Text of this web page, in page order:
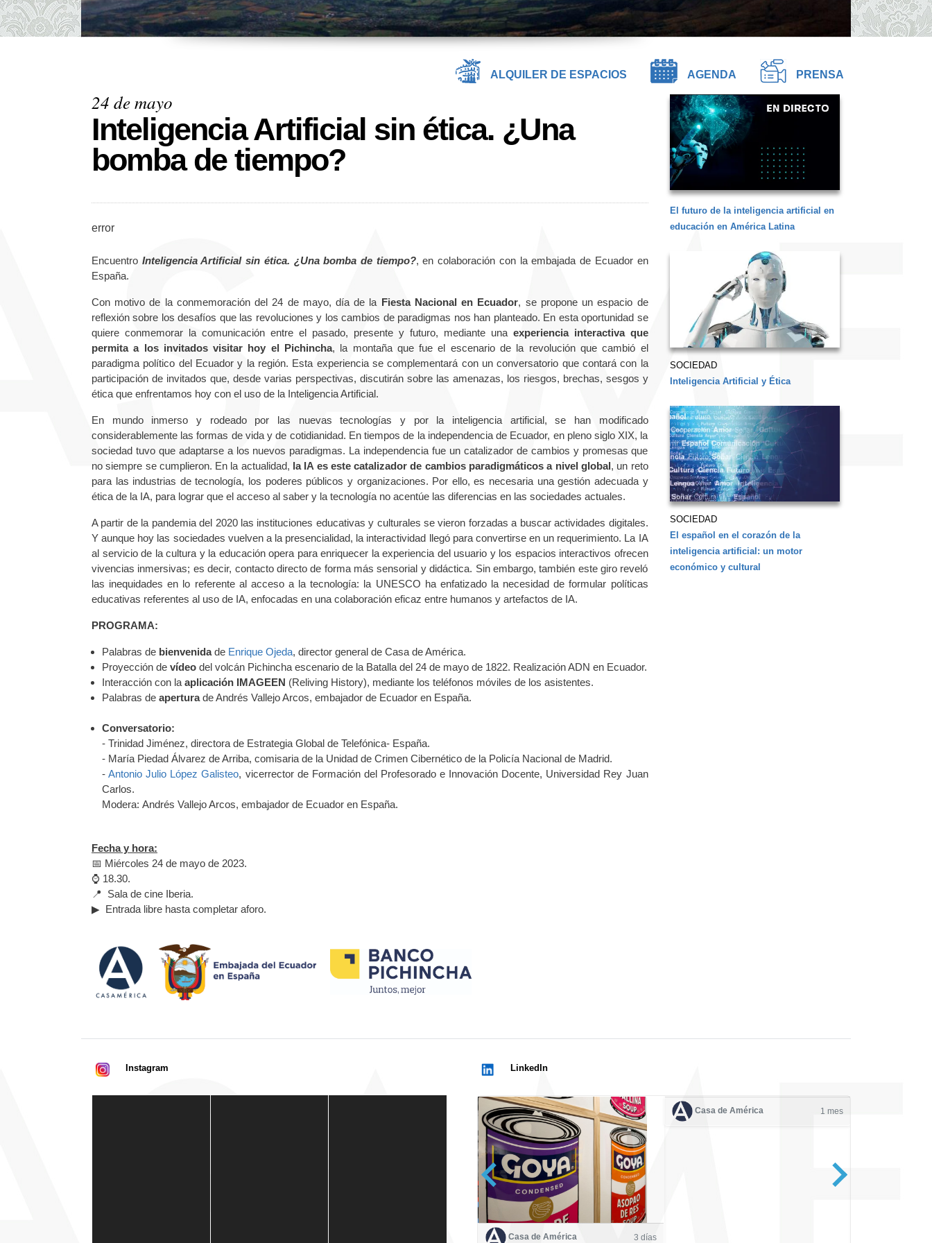
ALQUILER DE ESPACIOS AGENDA PRENSA
24 de mayo
Inteligencia Artificial sin ética. ¿Una
bomba de tiempo?
error
Encuentro Inteligencia Artificial sin ética. ¿Una bomba de tiempo?, en colaboración con la embajada de Ecuador en
España.
Con motivo de la conmemoración del 24 de mayo, día de la Fiesta Nacional en Ecuador, se propone un espacio de
reflexión sobre los desafíos que las revoluciones y los cambios de paradigmas nos han planteado. En esta oportunidad se
quiere conmemorar la comunicación entre el pasado, presente y futuro, mediante una experiencia interactiva que
permita a los invitados visitar hoy el Pichincha, la montaña que fue el escenario de la revolución que cambió el
paradigma político del Ecuador y la región. Esta experiencia se complementará con un conversatorio que contará con la
participación de invitados que, desde varias perspectivas, discutirán sobre las amenazas, los riesgos, brechas, sesgos y
ética que enfrentamos hoy con el uso de la Inteligencia Artificial.
En mundo inmerso y rodeado por las nuevas tecnologías y por la inteligencia artificial, se han modificado
considerablemente las formas de vida y de cotidianidad. En tiempos de la independencia de Ecuador, en pleno siglo XIX, la
sociedad tuvo que adaptarse a los nuevos paradigmas. La independencia fue un catalizador de cambios y promesas que
no siempre se cumplieron. En la actualidad, la IA es este catalizador de cambios paradigmáticos a nivel global, un reto
para las industrias de tecnología, los poderes públicos y organizaciones. Por ello, es necesaria una gestión adecuada y
ética de la IA, para lograr que el acceso al saber y la tecnología no acentúe las diferencias en las sociedades actuales.
A partir de la pandemia del 2020 las instituciones educativas y culturales se vieron forzadas a buscar actividades digitales.
Y aunque hoy las sociedades vuelven a la presencialidad, la interactividad llegó para convertirse en un requerimiento. La IA
al servicio de la cultura y la educación opera para enriquecer la experiencia del usuario y los espacios interactivos ofrecen
vivencias inmersivas; es decir, contacto directo de forma más sensorial y didáctica. Sin embargo, también este giro reveló
las inequidades en lo referente al acceso a la tecnología: la UNESCO ha enfatizado la necesidad de formular políticas
educativas referentes al uso de IA, enfocadas en una colaboración eficaz entre humanos y artefactos de IA.
PROGRAMA:
Palabras de bienvenidade Enrique Ojeda, director general de Casa de América.
Proyección de vídeo del volcán Pichincha escenario de la Batalla del 24 de mayo de 1822. Realización ADN en Ecuador.
Interacción con la aplicación IMAGEEN (Reliving History), mediante los teléfonos móviles de los asistentes.
Palabras de aperturade Andrés Vallejo Arcos, embajador de Ecuador en España.
Conversatorio:
- Trinidad Jiménez, directora de Estrategia Global de Telefónica- España.
- María Piedad Álvarez de Arriba, comisaria de la Unidad de Crimen Cibernético de la Policía Nacional de Madrid.
-Antonio Julio López Galisteo, vicerrector de Formación del Profesorado e Innovación Docente, Universidad Rey Juan
Carlos.
Modera: Andrés Vallejo Arcos, embajador de Ecuador en España.
Fecha y hora:
📅 Miércoles 24 de mayo de 2023.
⌚ 18.30.
📍 Sala de cine Iberia.
▶ Entrada libre hasta completar aforo.
El futuro de la inteligencia artificial en
educación en América Latina
SOCIEDAD
Inteligencia Artificial y Ética
SOCIEDAD
El español en el corazón de la
inteligencia artificial: un motor
económico y cultural
Instagram LinkedIn
Casa de América 3 días
Casa de América 1 mes